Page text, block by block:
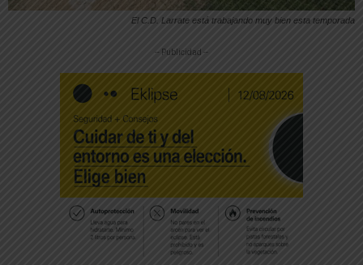
El C.D. Larrate está trabajando muy bien esta temporada
-- Publicidad --